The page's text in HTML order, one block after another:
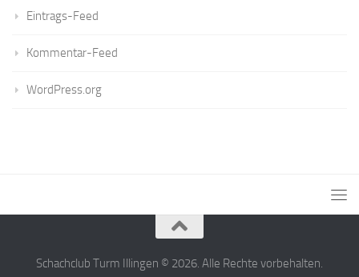
Eintrags-Feed
Kommentar-Feed
WordPress.org
Schachclub Turm Illingen © 2026. Alle Rechte vorbehalten.